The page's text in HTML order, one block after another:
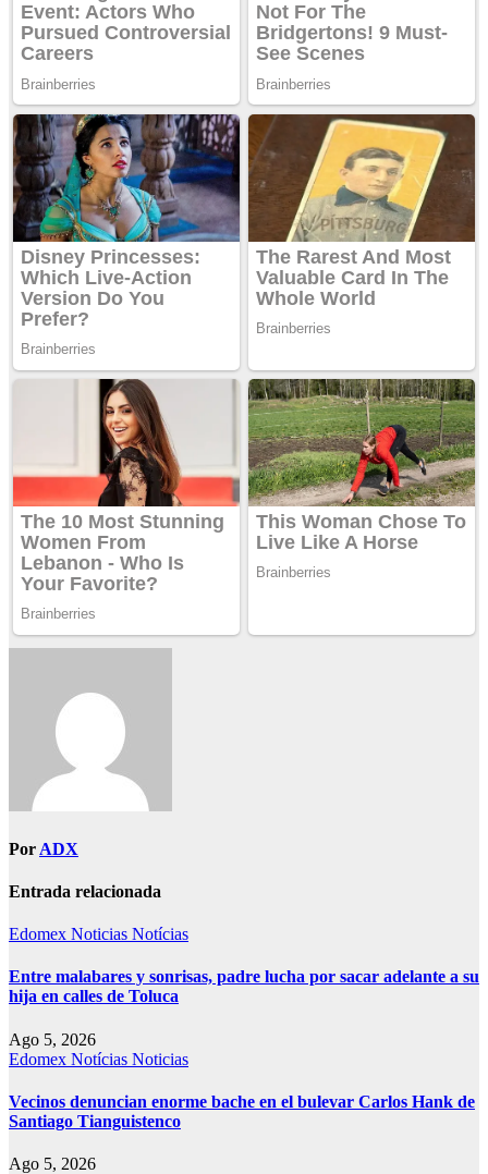
Por ADX
Entrada relacionada
Edomex Noticias Notícias
Entre malabares y sonrisas, padre lucha por sacar adelante a su
hija en calles de Toluca
Ago 5, 2026
Edomex Notícias Noticias
Vecinos denuncian enorme bache en el bulevar Carlos Hank de
Santiago Tianguistenco
Ago 5, 2026